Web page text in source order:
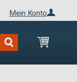
Mein Konto
Mein